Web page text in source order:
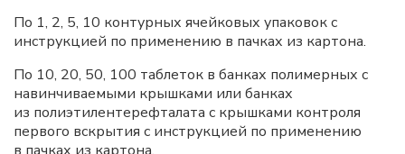
По 1, 2, 5, 10 контурных ячейковых упаковок с
инструкцией по применению в пачках из картона.
По 10, 20, 50, 100 таблеток в банках полимерных с
навинчиваемыми крышками или банках
из полиэтилентерефталата с крышками контроля
первого вскрытия с инструкцией по применению